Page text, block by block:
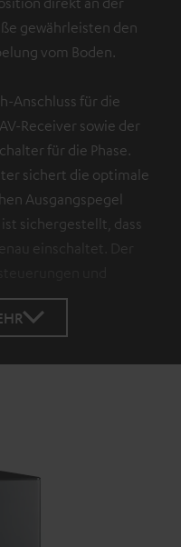
gewährleisten den
vom Boden.
Anschluss für die
Receiver sowie der
für die Phase.
sichert die optimale
Ausgangspegel
sichergestellt, dass
einschaltet. Der